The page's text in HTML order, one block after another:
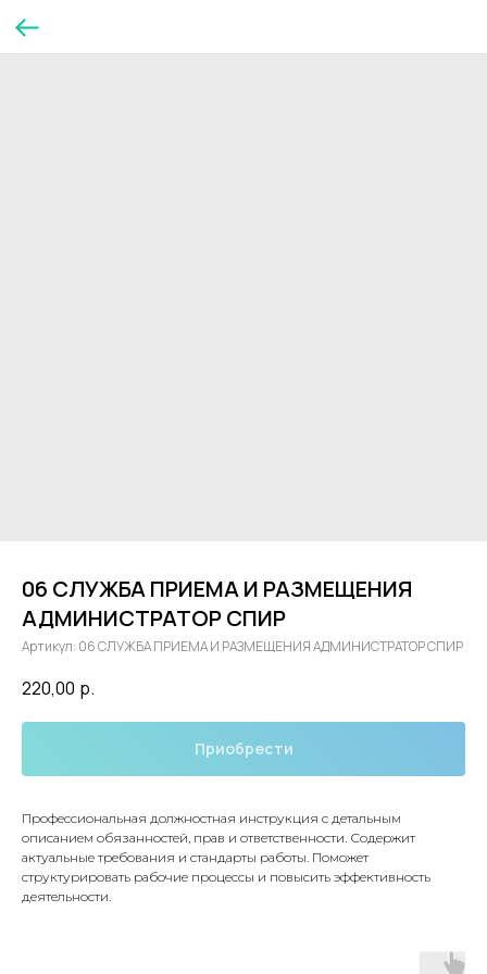
06 СЛУЖБА ПРИЕМА И РАЗМЕЩЕНИЯ
АДМИНИСТРАТОР СПИР
Артикул: 06 СЛУЖБА ПРИЕМА И РАЗМЕЩЕНИЯ АДМИНИСТРАТОР СПИР
220,00 р.
Приобрести
Профессиональная должностная инструкция с детальным
описанием обязанностей, прав и ответственности. Содержит
актуальные требования и стандарты работы. Поможет
структурировать рабочие процессы и повысить эффективность
деятельности.